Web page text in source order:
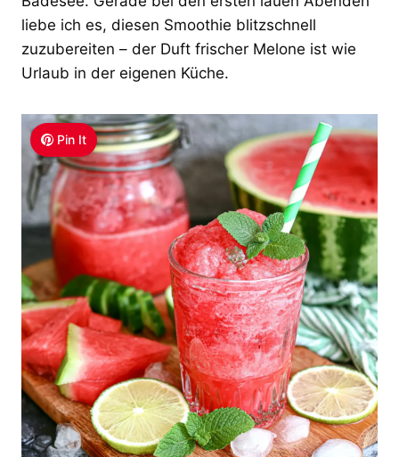
liebe ich es, diesen Smoothie blitzschnell
zuzubereiten – der Duft frischer Melone ist wie
Urlaub in der eigenen Küche.
Pin It